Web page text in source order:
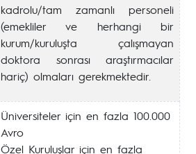
kadrolu/tam zamanlı personeli
(emekliler ve herhangi bir
kurum/kuruluşta çalışmayan
doktora sonrası araştırmacılar
hariç) olmaları gerekmektedir.
Üniversiteler için en fazla 100.000
Avro
Özel Kuruluşlar için en fazla